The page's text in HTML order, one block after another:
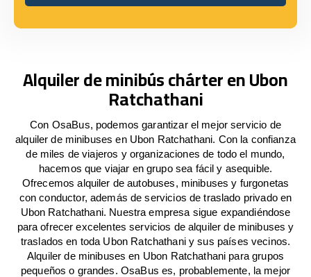
ENVIAR
Alquiler de minibús chárter en Ubon
Ratchathani
Con OsaBus, podemos garantizar el mejor servicio de
alquiler de minibuses en Ubon Ratchathani. Con la confianza
de miles de viajeros y organizaciones de todo el mundo,
hacemos que viajar en grupo sea fácil y asequible.
Ofrecemos alquiler de autobuses, minibuses y furgonetas
con conductor, además de servicios de traslado privado en
Ubon Ratchathani. Nuestra empresa sigue expandiéndose
para ofrecer excelentes servicios de alquiler de minibuses y
traslados en toda Ubon Ratchathani y sus países vecinos.
Alquiler de minibuses en Ubon Ratchathani para grupos
pequeños o grandes. OsaBus es, probablemente, la mejor